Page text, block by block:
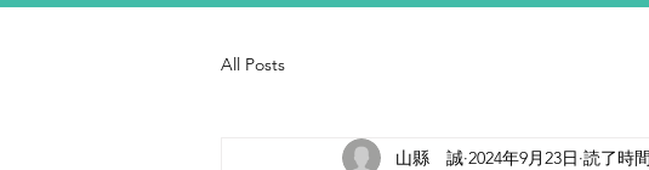
All Posts
山縣 誠 2024年9月23日 読了時